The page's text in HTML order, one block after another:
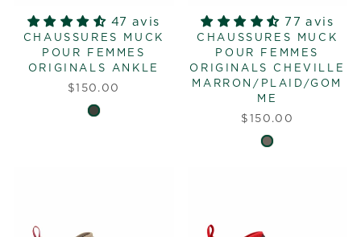
47 avis
CHAUSSURES MUCK
POUR FEMMES
ORIGINALS ANKLE
$150.00
77 avis
CHAUSSURES MUCK
POUR FEMMES
ORIGINALS CHEVILLE
MARRON/PLAID/GOM
ME
$150.00